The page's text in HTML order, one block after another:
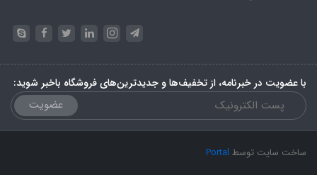
با عضویت در خبرنامه، از تخفیف‌ها و جدیدترین‌های فروشگاه باخبر شوید:
عضویت
ساخت سایت توسط Portal